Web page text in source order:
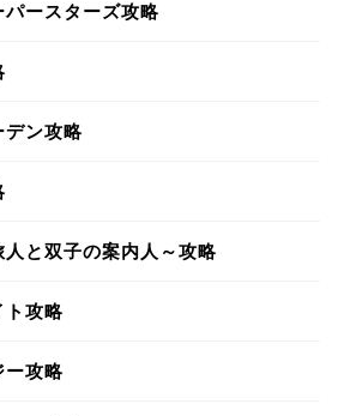
ースターズ攻略
デン攻略
人と双子の案内人～攻略
ト攻略
ー攻略